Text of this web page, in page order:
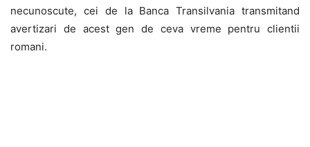
necunoscute, cei de la Banca Transilvania transmitand
avertizari de acest gen de ceva vreme pentru clientii
romani.